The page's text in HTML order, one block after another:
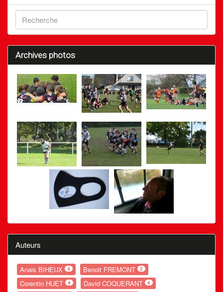
Archives photos
Auteurs
Anais BIHEUX 4 Benoit FREMONT 2
Corentin HUET 4 David COQUERANT 4